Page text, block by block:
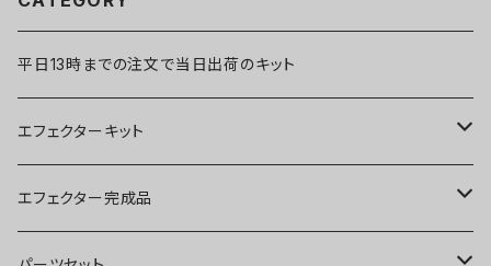
平日13時までの注文で当日出荷のキット
エフェクターキット
ブースター
エフェクター完成品